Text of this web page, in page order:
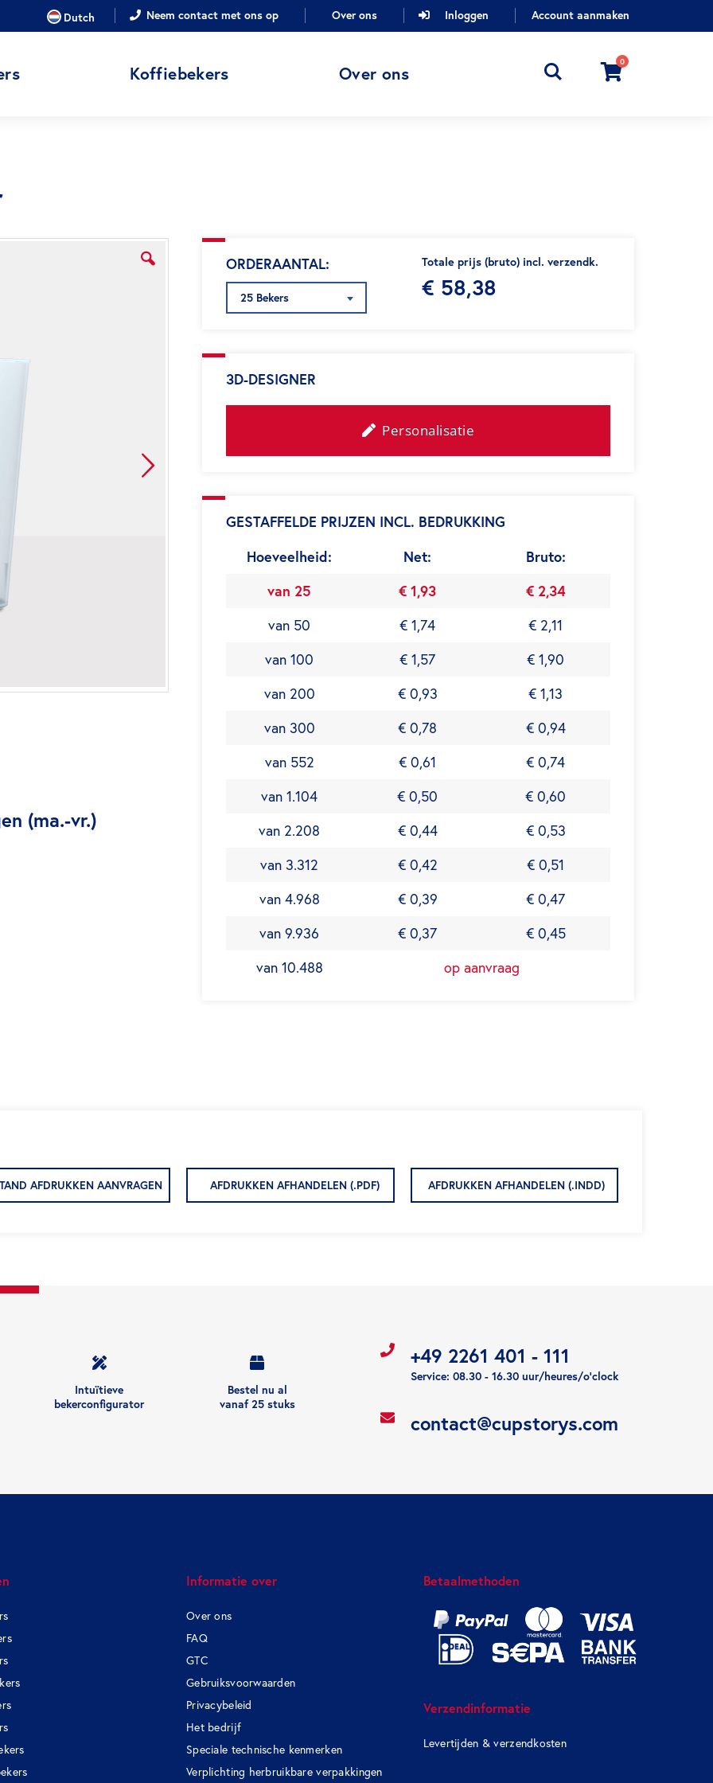
TAALDutch Neem contact met ons op Over ons Inloggen Account aanmaken
Cart
0
Koffiebekers Over ons
(ma.-vr.)
ORDERAANTAL
25 Bekers
Totale prijs (bruto) incl. verzendk.
€ 58,38
3D-DESIGNER
Personalisatie
GESTAFFELDE PRIJZEN INCL. BEDRUKKING
Hoeveelheid:
Net:
Bruto:
van 25
€ 1,93
€ 2,34
van 50
€ 1,74
€ 2,11
van 100
€ 1,57
€ 1,90
van 200
€ 0,93
€ 1,13
van 300
€ 0,78
€ 0,94
van 552
€ 0,61
€ 0,74
van 1.104
€ 0,50
€ 0,60
van 2.208
€ 0,44
€ 0,53
van 3.312
€ 0,42
€ 0,51
van 4.968
€ 0,39
€ 0,47
van 9.936
€ 0,37
€ 0,45
van 10.488
op aanvraag
AFDRUKKEN AANVRAGEN AFDRUKKEN AFHANDELEN (.PDF) AFDRUKKEN AFHANDELEN (.INDD)
Intuïtieve
bekerconfigurator
Bestel nu al
vanaf 25 stuks
+49 2261 401 - 111
Service: 08.30 - 16.30 uur/heures/o'clock
contact@cupstorys.com
Informatie over
Over ons
FAQ
GTC
Gebruiksvoorwaarden
Privacybeleid
Het bedrijf
Speciale technische kenmerken
Verplichting herbruikbare verpakkingen
Betaalmethoden
Verzendinformatie
Levertijden & verzendkosten